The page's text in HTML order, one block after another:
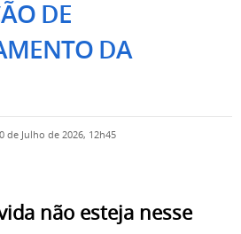
DE
DA
de Julho de 2026, 12h45
não esteja nesse